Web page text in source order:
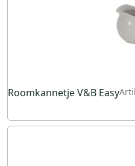
Roomkannetje V&B Easy